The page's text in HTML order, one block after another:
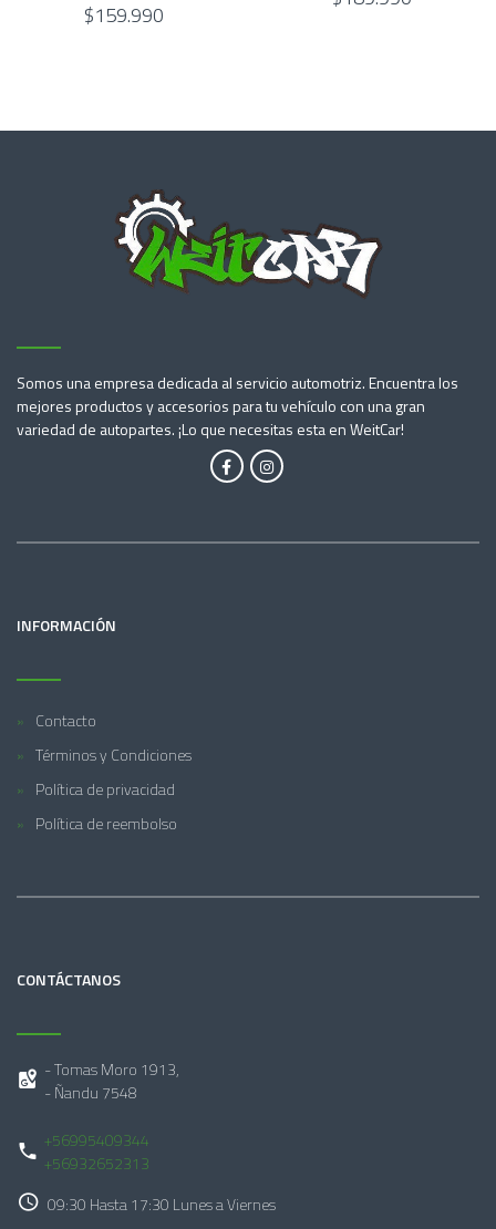
$159.990
Somos una empresa dedicada al servicio automotriz. Encuentra los
mejores productos y accesorios para tu vehículo con una gran
variedad de autopartes. ¡Lo que necesitas esta en WeitCar!
INFORMACIÓN
Contacto
Términos y Condiciones
Política de privacidad
Política de reembolso
CONTÁCTANOS
- Tomas Moro 1913,
- Ñandu 7548
+56995409344
+56932652313
09:30 Hasta 17:30 Lunes a Viernes